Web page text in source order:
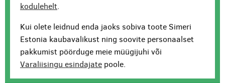
kodulehelt.
Kui olete leidnud enda jaoks sobiva toote Simeri
Estonia kaubavalikust ning soovite personaalset
pakkumist pöörduge meie müügijuhi või
Varaliisingu esindajate poole.